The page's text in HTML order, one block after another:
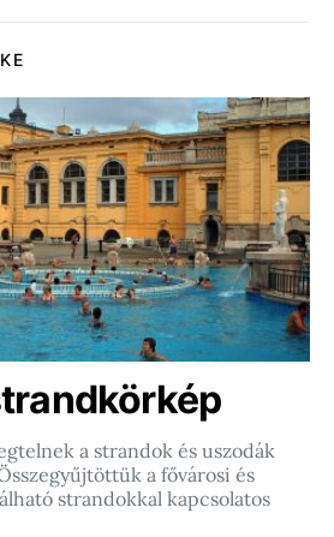
a strandok és uszodák
a fővárosi és
strandokkal kapcsolatos